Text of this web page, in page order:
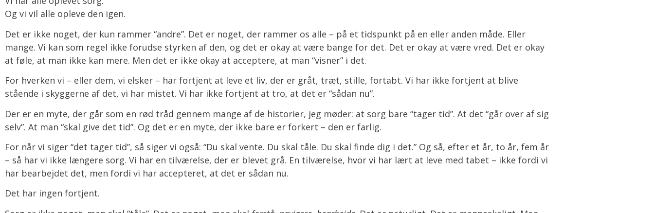
Og vi vil alle opleve den igen.
Det er ikke noget, der kun rammer “andre”. Det er noget, der rammer os alle – på et tidspunkt på en eller anden måde. Eller
mange. Vi kan som regel ikke forudse styrken af den, og det er okay at være bange for det. Det er okay at være vred. Det er okay
at føle, at man ikke kan mere. Men det er ikke okay at acceptere, at man “visner” i det.
For hverken vi – eller dem, vi elsker – har fortjent at leve et liv, der er gråt, træt, stille, fortabt. Vi har ikke fortjent at blive
stående i skyggerne af det, vi har mistet. Vi har ikke fortjent at tro, at det er “sådan nu”.
Der er en myte, der går som en rød tråd gennem mange af de historier, jeg møder: at sorg bare “tager tid”. At det “går over af sig
selv”. At man “skal give det tid”. Og det er en myte, der ikke bare er forkert – den er farlig.
For når vi siger “det tager tid”, så siger vi også: “Du skal vente. Du skal tåle. Du skal finde dig i det.” Og så, efter et år, to år, fem år
– så har vi ikke længere sorg. Vi har en tilværelse, der er blevet grå. En tilværelse, hvor vi har lært at leve med tabet – ikke fordi vi
har bearbejdet det, men fordi vi har accepteret, at det er sådan nu.
Det har ingen fortjent.